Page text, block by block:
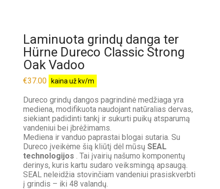
Laminuota grindų danga ter
Hürne Dureco Classic Strong
Oak Vadoo
€37.00 kaina už kv/m
Dureco grindų dangos pagrindinė medžiaga yra
mediena, modifikuota naudojant natūralias dervas,
siekiant padidinti tankį ir sukurti puikų atsparumą
vandeniui bei įbrėžimams.
Mediena ir vanduo paprastai blogai sutaria. Su
Dureco įveikėme šią kliūtį dėl mūsų SEAL
technologijos . Tai įvairių našumo komponentų
derinys, kuris kartu sudaro veiksmingą apsaugą.
SEAL neleidžia stovinčiam vandeniui prasiskverbti
į grindis – iki 48 valandų.